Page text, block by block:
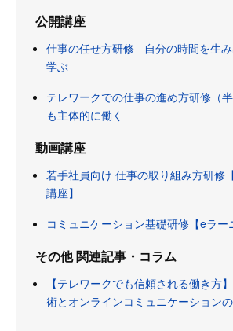
公開講座
仕事の任せ方研修 - 自分の時間を生
学ぶ
テレワークでの仕事の進め方研修（
も主体的に働く
動画講座
若手社員向け 仕事の取り組み方研修
講座】
コミュニケーション基礎研修【eラー
その他 関連記事・コラム
【テレワークでも信頼される働き方
術とオンラインコミュニケーション